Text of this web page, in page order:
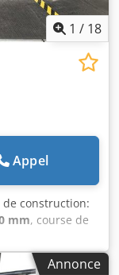
1 / 18
Appel
de construction:
mm, course de
axe Z:
à 5 axes a été
surface de
Annonce